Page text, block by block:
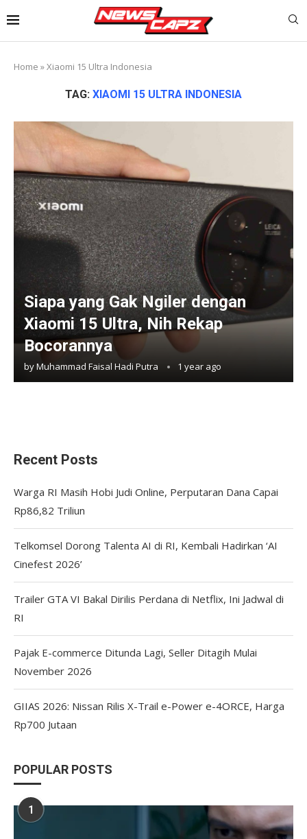
Home »Xiaomi 15 Ultra Indonesia
TAG: XIAOMI 15 ULTRA INDONESIA
Siapa yang Gak Ngiler dengan
Xiaomi 15 Ultra, Nih Rekap
Bocorannya
byMuhammad Faisal Hadi Putra 1 year ago
Recent Posts
Warga RI Masih Hobi Judi Online, Perputaran Dana Capai
Rp86,82 Triliun
Telkomsel Dorong Talenta AI di RI, Kembali Hadirkan ‘AI
Cinefest 2026’
Trailer GTA VI Bakal Dirilis Perdana di Netflix, Ini Jadwal di
RI
Pajak E-commerce Ditunda Lagi, Seller Ditagih Mulai
November 2026
GIIAS 2026: Nissan Rilis X-Trail e-Power e-4ORCE, Harga
Rp700 Jutaan
POPULAR POSTS
1